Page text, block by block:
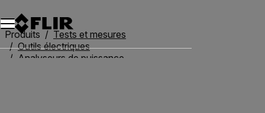
Unread messages
Modèle
Supprimer
articles
article
Ajouter au panier
Ajouté au panier
Produits
Tests et mesures
Outils électriques
Analyseurs de puissance